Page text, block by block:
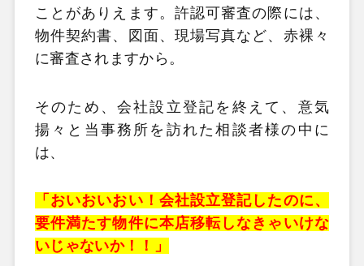
ことがありえます。許認可審査の際には、
物件契約書、図面、現場写真など、赤裸々
に審査されますから。
そのため、会社設立登記を終えて、意気
揚々と当事務所を訪れた相談者様の中に
は、
「おいおいおい！会社設立登記したのに、
要件満たす物件に本店移転しなきゃいけな
いじゃないか！！」